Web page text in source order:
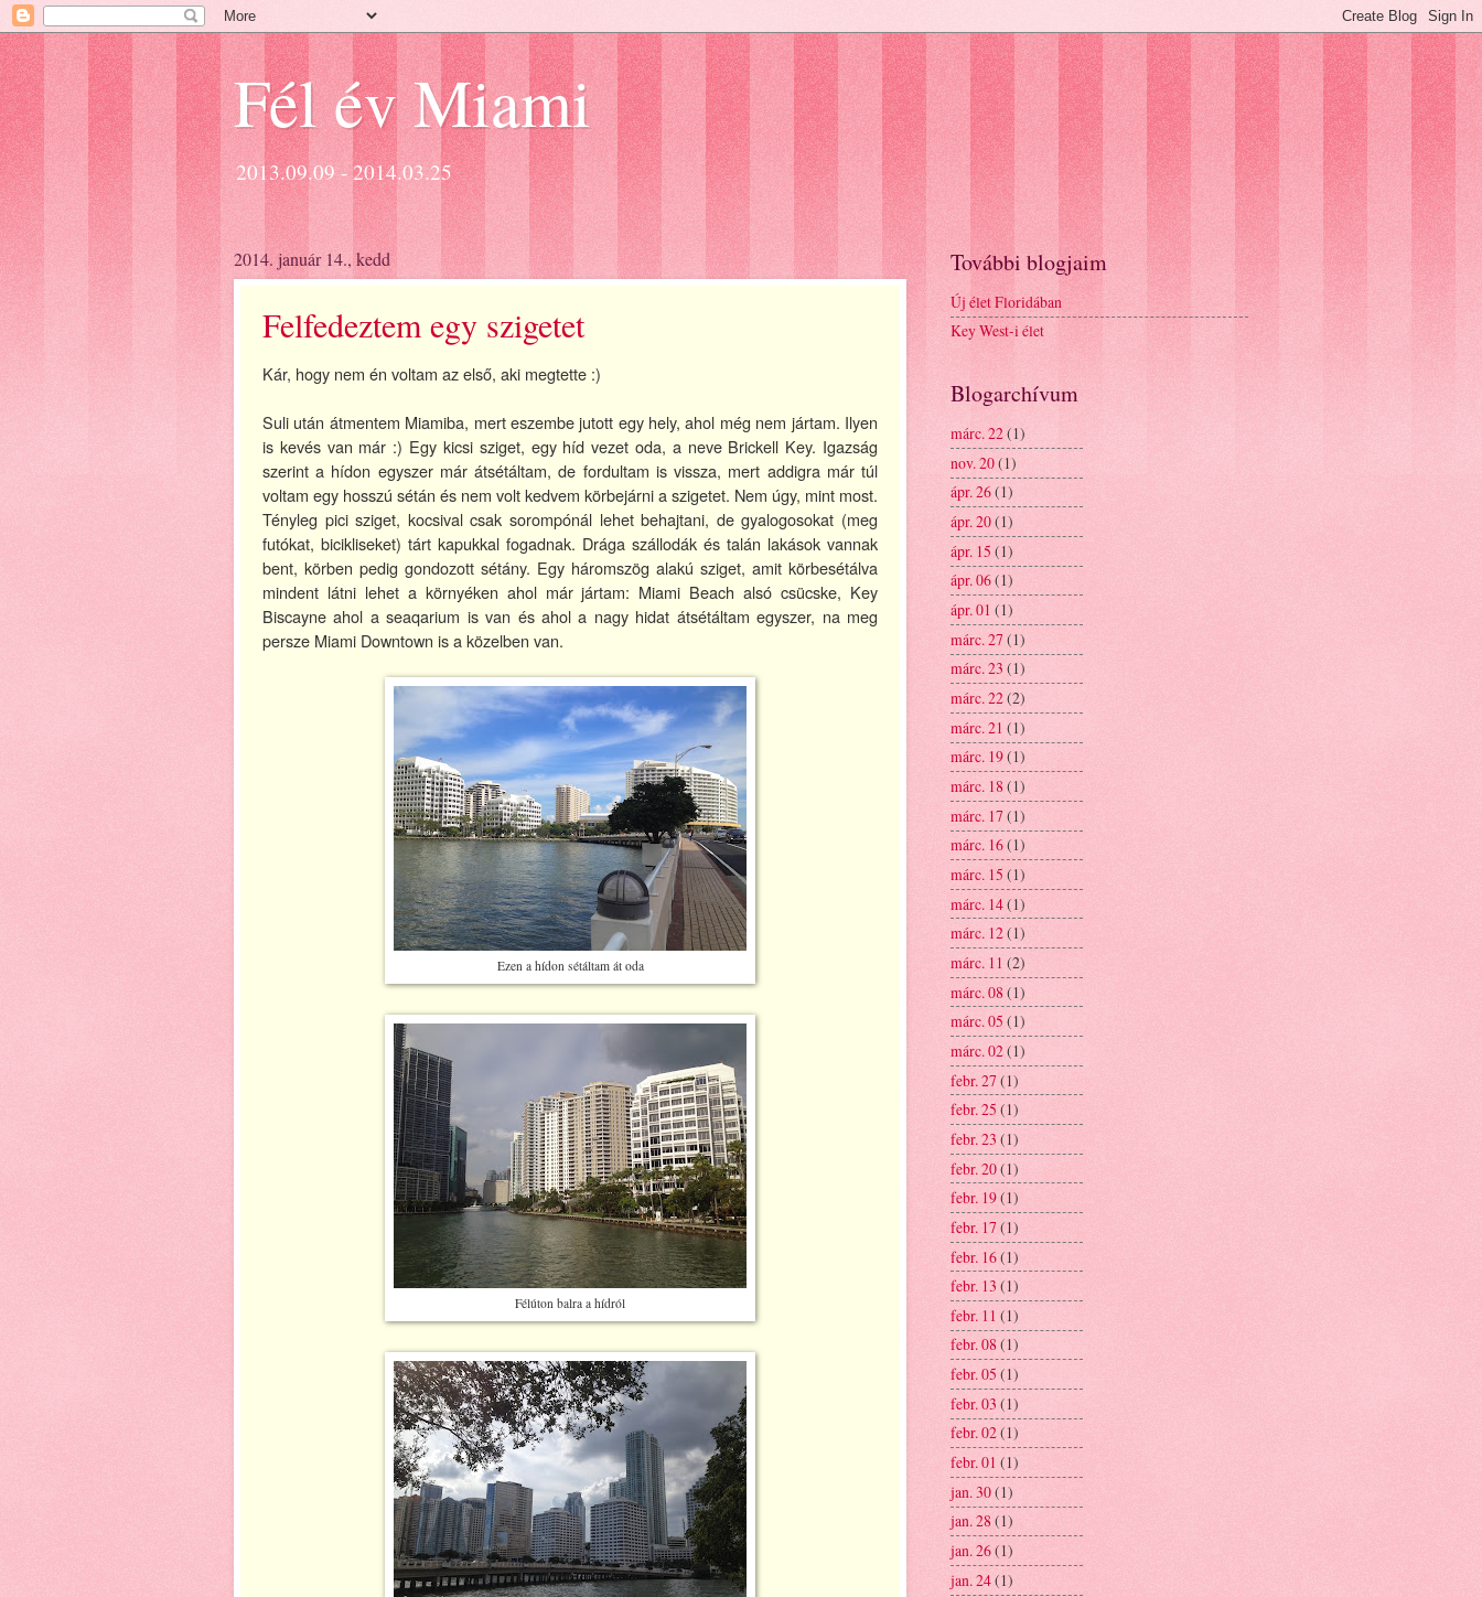
Fél év Miami
2013.09.09 - 2014.03.25
2014. január 14., kedd
Felfedeztem egy szigetet
Kár, hogy nem én voltam az első, aki megtette :)
Suli után átmentem Miamiba, mert eszembe jutott egy hely, ahol még nem jártam. Ilyen
is kevés van már :) Egy kicsi sziget, egy híd vezet oda, a neve Brickell Key. Igazság
szerint a hídon egyszer már átsétáltam, de fordultam is vissza, mert addigra már túl
voltam egy hosszú sétán és nem volt kedvem körbejárni a szigetet. Nem úgy, mint most.
Tényleg pici sziget, kocsival csak sorompónál lehet behajtani, de gyalogosokat (meg
futókat, bicikliseket) tárt kapukkal fogadnak. Drága szállodák és talán lakások vannak
bent, körben pedig gondozott sétány. Egy háromszög alakú sziget, amit körbesétálva
mindent látni lehet a környéken ahol már jártam: Miami Beach alsó csücske, Key
Biscayne ahol a seaqarium is van és ahol a nagy hidat átsétáltam egyszer, na meg
persze Miami Downtown is a közelben van.
Ezen a hídon sétáltam át oda
Félúton balra a hídról
További blogjaim
Új élet Floridában
Key West-i élet
Blogarchívum
márc. 22(1)
nov. 20(1)
ápr. 26(1)
ápr. 20(1)
ápr. 15 (1)
ápr. 06(1)
ápr. 01 (1)
márc. 27(1)
márc. 23 (1)
márc. 22(2)
márc. 21 (1)
márc. 19(1)
márc. 18 (1)
márc. 17(1)
márc. 16(1)
márc. 15 (1)
márc. 14(1)
márc. 12(1)
márc. 11 (2)
márc. 08(1)
márc. 05 (1)
márc. 02(1)
febr. 27(1)
febr. 25 (1)
febr. 23 (1)
febr. 20(1)
febr. 19(1)
febr. 17(1)
febr. 16(1)
febr. 13 (1)
febr. 11 (1)
febr. 08(1)
febr. 05 (1)
febr. 03 (1)
febr. 02(1)
febr. 01 (1)
jan. 30(1)
jan. 28(1)
jan. 26(1)
jan. 24(1)